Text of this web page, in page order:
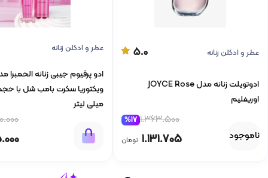
عطر و ادکلن زنانه 5.0
ادوتویلت زنانه مدل JOYCE Rose
اوریفلیم
1.363.500
%17
1.131.705 تومان ناموجود
عطر و ادکلن زنانه
ادو پرفیوم جیبی زنانه الحمبرا
میلی لیتر